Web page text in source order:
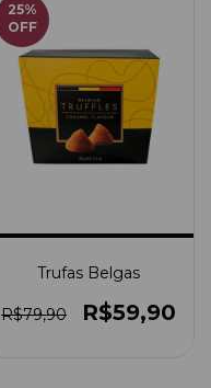
25%
OFF
Trufas Belgas
R$79,90 R$59,90